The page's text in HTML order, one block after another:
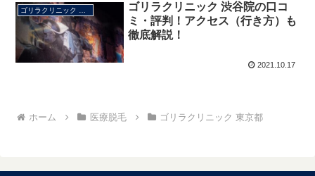
ゴリラクリニック 東京都
ゴリラクリニック 渋谷院の口コ
ミ・評判！アクセス（行き方）も
徹底解説！
2021.10.17
ホーム 医療脱毛 ゴリラクリニック 東京都